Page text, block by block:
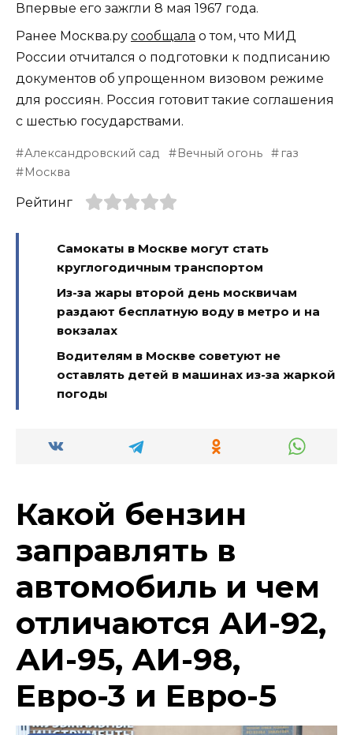
Впервые его зажгли 8 мая 1967 года.
Ранее Москва.ру сообщала о том, что МИД
России отчитался о подготовки к подписанию
документов об упрощенном визовом режиме
для россиян. Россия готовит такие соглашения
с шестью государствами.
Александровский сад Вечный огонь
газ
Москва
Рейтинг
Самокаты в Москве могут стать
круглогодичным транспортом
Из-за жары второй день москвичам
раздают бесплатную воду в метро и на
вокзалах
Водителям в Москве советуют не
оставлять детей в машинах из-за жаркой
погоды
Какой бензин
заправлять в
автомобиль и чем
отличаются АИ-92,
АИ-95, АИ-98,
Евро-3 и Евро-5